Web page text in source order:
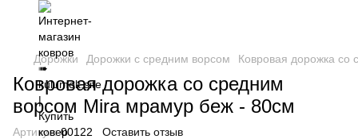
Дорожки Дорожки с средним ворсом Ковровая дорожка
Ковровая дорожка со средним
ворсом Mira мрамур беж - 80см
Артикул:00122 Оставить отзыв